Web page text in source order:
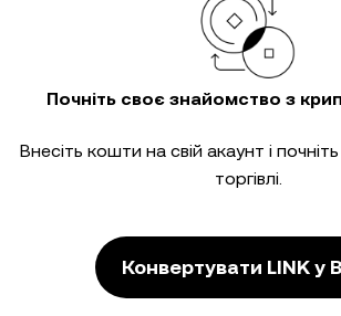
Почніть своє знайомство з
Внесіть кошти на свій акаунт і
торгівлі.
Конвертувати LINK у